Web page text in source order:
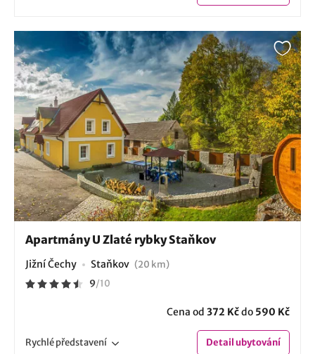
Apartmány U Zlaté rybky Staňkov
Jižní Čechy Staňkov (20 km)
9/10
Cena od 372 Kčdo 590 Kč
Rychlépředstavení Detailubytování